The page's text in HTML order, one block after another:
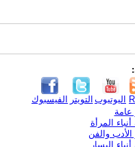
الفيسبوك التويتر اليوتيوب
عامة
أنباء المرأة
الأدب والفن
اليسار